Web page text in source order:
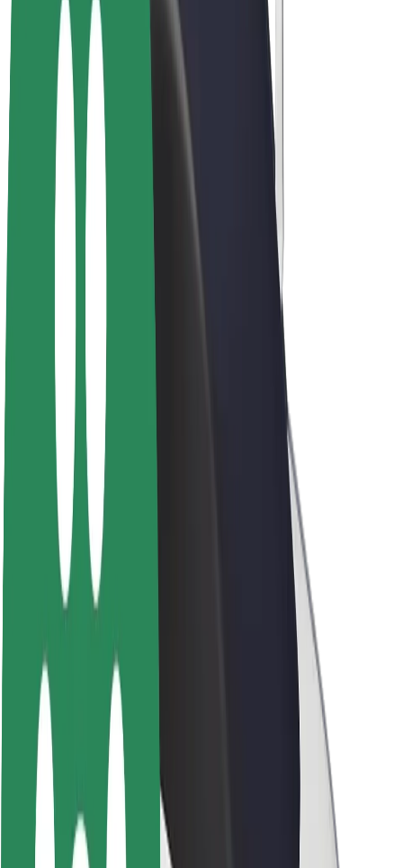
Bolt Drive
Bolt for Business
E-bicykle
Bolt Plus
Zarábajte s Boltom
Vodiči
Partneri Bolt Food
Franšíza
Spoločnosť
Kariéra
O spoločnosti Bolt
Udržateľnosť v spoločnosti Bolt
Projekt Zero
Blog
Novinky
Naša vízia
Vzťahy s investormi
Vedenie spoločnosti
Značka
Médiá
Mestský fond
Bezpečnosť